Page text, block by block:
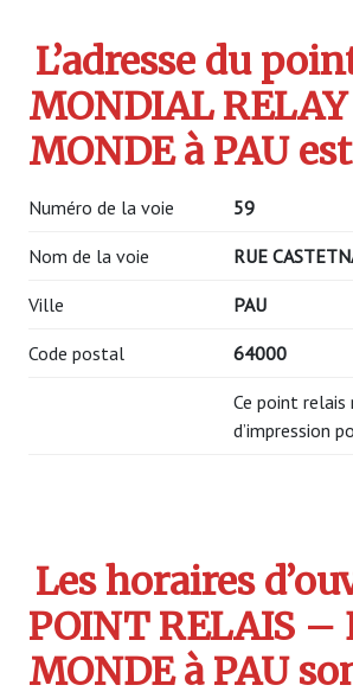
L’adresse du
MONDIAL RELAY
MONDE à PAU
Numéro de la voie 59
Nom de la voie RUE
Ville PAU
Code postal 64000
Ce point relais
d’impression
Les horaires
POINT RELAIS –
MONDE à PAU